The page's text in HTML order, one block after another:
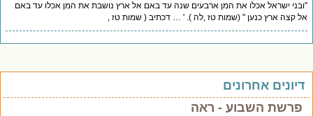
ישראל אכלו את המן ארבעים שנה עד באם אל ארץ נושבת את המן אכלו עד באם
קצה ארץ כנען " (שמות טז ,לה ). ' … דכתיב ( שמות טז ,
אחרונים
פרשת השבוע - ראה